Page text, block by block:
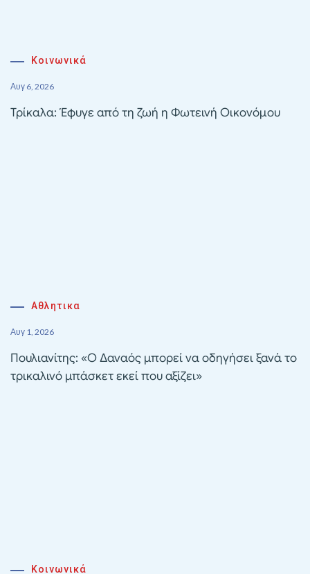
Κοινωνικά
Αυγ 6, 2026
Τρίκαλα: Έφυγε από τη ζωή η Φωτεινή Οικονόμου
Αθλητικα
Αυγ 1, 2026
Πουλιανίτης: «Ο Δαναός μπορεί να οδηγήσει ξανά το
τρικαλινό μπάσκετ εκεί που αξίζει»
Κοινωνικά